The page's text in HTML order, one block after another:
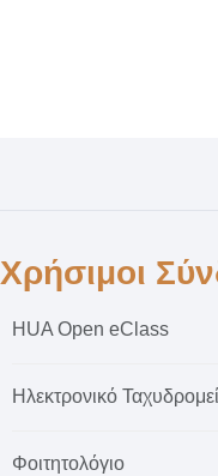
Χρήσιμοι
HUA Open eClass
Ηλεκτρονικό
Φοιτητολόγιο